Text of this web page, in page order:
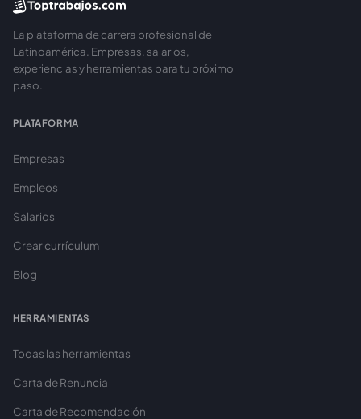
La plataforma de carrera profesional de
Latinoamérica. Empresas, salarios,
experiencias y herramientas para tu próximo
paso.
PLATAFORMA
Empresas
Empleos
Salarios
Crear currículum
Blog
HERRAMIENTAS
Todas las herramientas
Carta de Renuncia
Carta de Recomendación